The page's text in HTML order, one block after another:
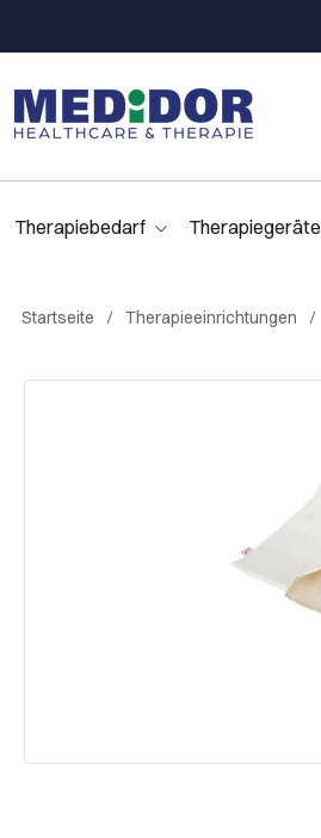
Therapiebedarf Therapiegeräte
Startseite Therapieeinrichtungen